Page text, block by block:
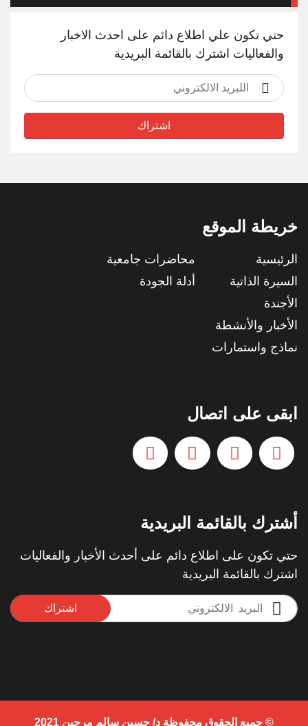
حتي تكون علي اطلاع دائم على احدث الاخبار
والفعاليات اشترك بالقائمة البريدية
اشتراك
خريطة الموقع
الرئيسية
السيرة الذاتية
الأجندة
الأخبار والأنشطة
نماذج واستمارات
محاضرات جامعية
أدلة الجودة
ابقى على اتصال
أشترك بالقائمة البريدية
حتي تكون على اطلاع دائم على أحدث الأخبار والفعاليات
اشترك بالقائمة البريدية
اشتراك
© جميع الحقوق محفوظة د/ حسين سالم مرجين 2021